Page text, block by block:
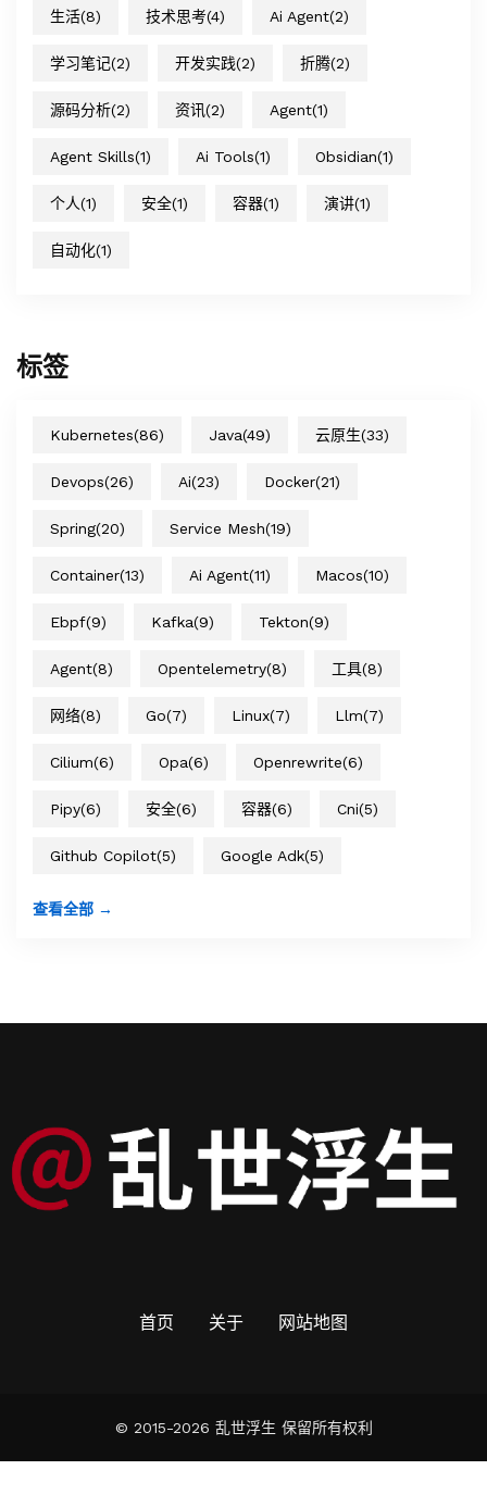
生活(8) 技术思考(4) Ai Agent(2)
学习笔记(2) 开发实践(2) 折腾(2)
源码分析(2) 资讯(2) Agent(1)
Agent Skills(1) Ai Tools(1) Obsidian(1)
个人(1) 安全(1) 容器(1) 演讲(1)
自动化(1)
标签
Kubernetes(86) Java(49) 云原生(33)
Devops(26) Ai(23) Docker(21)
Spring(20) Service Mesh(19)
Container(13) Ai Agent(11) Macos(10)
Ebpf(9) Kafka(9) Tekton(9)
Agent(8) Opentelemetry(8) 工具(8)
网络(8) Go(7) Linux(7) Llm(7)
Cilium(6) Opa(6) Openrewrite(6)
Pipy(6) 安全(6) 容器(6) Cni(5)
Github Copilot(5) Google Adk(5)
查看全部 →
首页 关于 网站地图
© 2015-2026 乱世浮生 保留所有权利